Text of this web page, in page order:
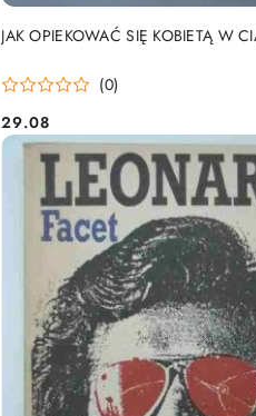
JAK OPIEKOWAĆ SIĘ KOBIETĄ W
(0)
Cena:
29.08
DO KOSZYKA